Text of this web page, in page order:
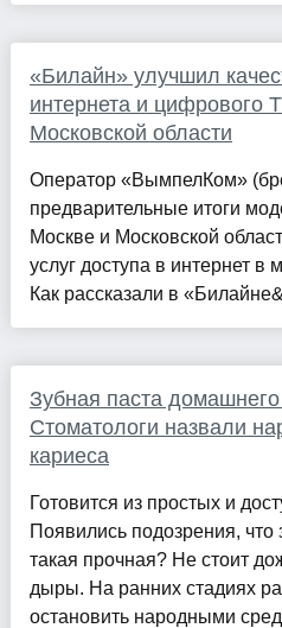
«Билайн» улучшил
интернета и цифрового
Московской области
Оператор «ВымпелКом»
предварительные итоги
Москве и Московской
услуг доступа в интернет в
Как рассказали в
Зубная паста
Стоматологи назвали
кариеса
Готовится из простых и
Появились подозрения,
такая прочная? Не стоит
дыры. На ранних стадиях
остановить народными